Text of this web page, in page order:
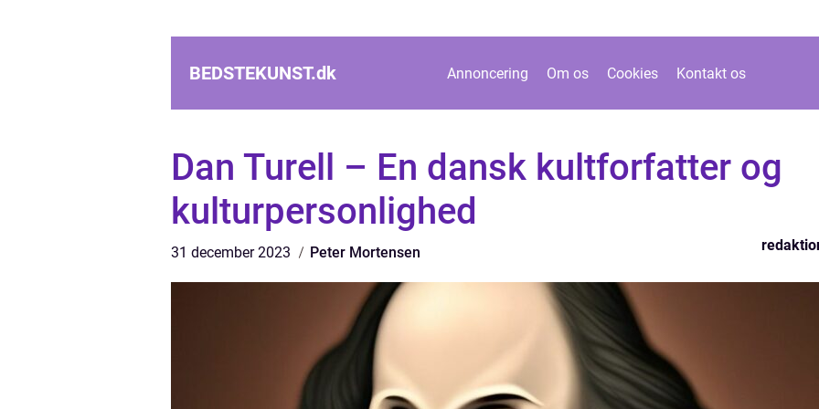
BEDSTEKUNST.dk Annoncering Om os Cookies Kontakt os
Dan Turell – En dansk kultforfatter og
kulturpersonlighed
31 december 2023 Peter Mortensen